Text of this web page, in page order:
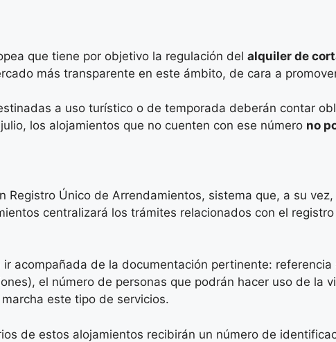
que tiene por objetivo la regulación del alquiler de
más transparente en este ámbito, de cara a
a uso turístico o de temporada deberán contar
los alojamientos que no cuenten con ese número no
Único de Arrendamientos, sistema que, a su
centralizará los trámites relacionados con el
ir acompañada de la documentación pertinente:
el número de personas que podrán hacer uso de la
este tipo de servicios.
de estos alojamientos recibirán un número de